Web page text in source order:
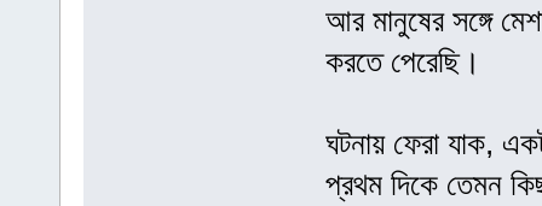
আর মানুষের সঙ্গে
করতে পেরেছি।
ঘটনায় ফেরা যাক,
প্রথম দিকে তেমন